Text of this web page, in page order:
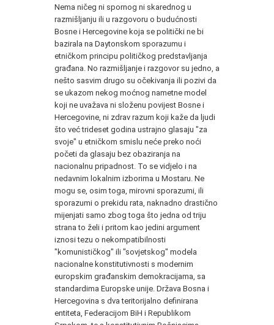
Nema ničeg ni spornog ni skarednog u
razmišljanju ili u razgovoru o budućnosti
Bosne i Hercegovine koja se politički ne bi
bazirala na Daytonskom sporazumu i
etničkom principu političkog predstavljanja
građana. No razmišljanje i razgovor su jedno, a
nešto sasvim drugo su očekivanja ili pozivi da
se ukazom nekog moćnog nametne model
koji ne uvažava ni složenu povijest Bosne i
Hercegovine, ni zdrav razum koji kaže da ljudi
što već trideset godina ustrajno glasaju "za
svoje" u etničkom smislu neće preko noći
početi da glasaju bez obaziranja na
nacionalnu pripadnost. To se vidjelo i na
nedavnim lokalnim izborima u Mostaru. Ne
mogu se, osim toga, mirovni sporazumi, ili
sporazumi o prekidu rata, naknadno drastično
mijenjati samo zbog toga što jedna od triju
strana to želi i pritom kao jedini argument
iznosi tezu o nekompatibilnosti
"komunističkog" ili "sovjetskog" modela
nacionalne konstitutivnosti s modernim
europskim građanskim demokracijama, sa
standardima Europske unije. Država Bosna i
Hercegovina s dva teritorijalno definirana
entiteta, Federacijom BiH i Republikom